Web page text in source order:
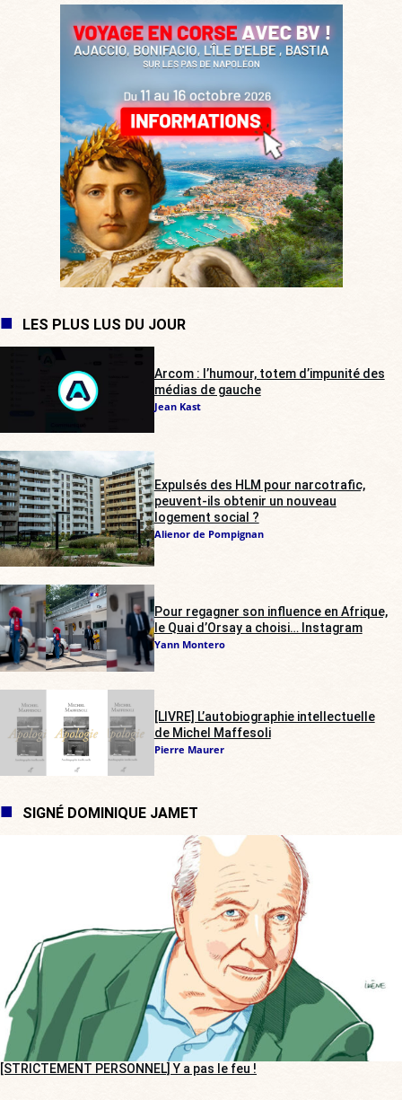
LES PLUS LUS DU JOUR
Arcom : l’humour, totem d’impunité des
médias de gauche
Jean Kast
Expulsés des HLM pour narcotrafic,
peuvent-ils obtenir un nouveau
logement social ?
Alienor de Pompignan
Pour regagner son influence en Afrique,
le Quai d’Orsay a choisi… Instagram
Yann Montero
[LIVRE] L’autobiographie intellectuelle
de Michel Maffesoli
Pierre Maurer
SIGNÉ DOMINIQUE JAMET
[STRICTEMENT PERSONNEL] Y a pas le feu !